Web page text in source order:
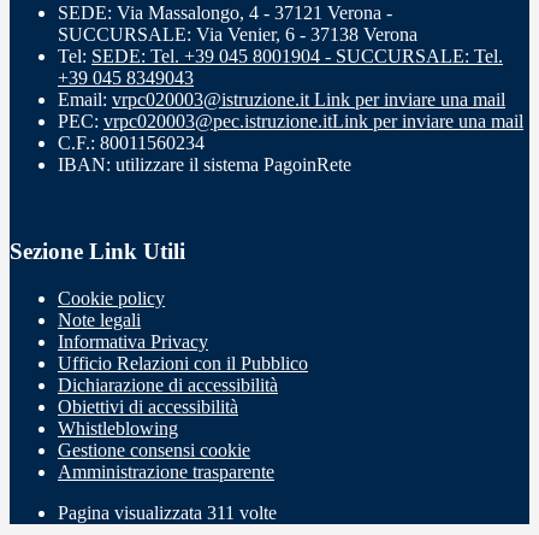
SEDE: Via Massalongo, 4 - 37121 Verona -
SUCCURSALE: Via Venier, 6 - 37138 Verona
Tel: SEDE: Tel. +39 045 8001904 - SUCCURSALE: Tel.
+39 045 8349043
Email: vrpc020003@istruzione.it Link per inviare una mail
PEC: vrpc020003@pec.istruzione.itLink per inviare una mail
C.F.: 80011560234
IBAN: utilizzare il sistema PagoinRete
Sezione Link Utili
Cookie policy
Note legali
Informativa Privacy
Ufficio Relazioni con il Pubblico
Dichiarazione di accessibilità
Obiettivi di accessibilità
Whistleblowing
Gestione consensi cookie
Amministrazione trasparente
Pagina visualizzata 311 volte